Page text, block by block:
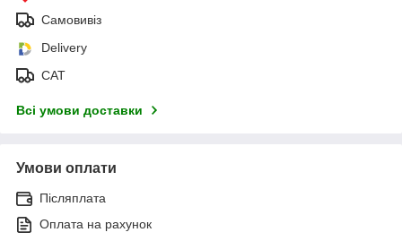
Самовивіз
Delivery
САТ
Всі умови доставки
Умови оплати
Післяплата
Оплата на рахунок